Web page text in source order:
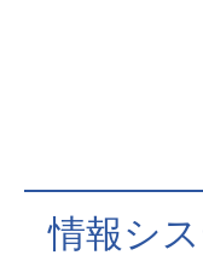
情報シ